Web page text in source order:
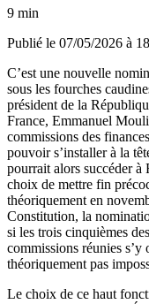
9 min
Publié le 07/05/2026 à
C’est une nouvelle
sous les fourches
président de la
France, Emmanuel
commissions des
pouvoir s’installer à la
pourrait alors succéder
choix de mettre fin
théoriquement en
Constitution, la
si les trois cinquièmes
commissions réunies
théoriquement pas
Le choix de ce haut